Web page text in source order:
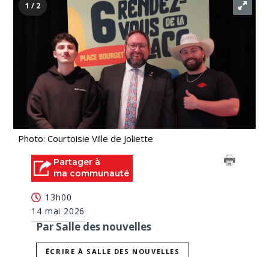
1 / 2
Photo: Courtoisie Ville de Joliette
Partager à
ma communauté
13h00
14 mai 2026
Par Salle des nouvelles
ÉCRIRE À SALLE DES NOUVELLES